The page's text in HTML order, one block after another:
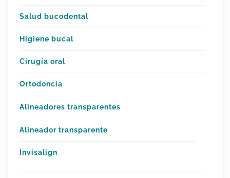
Salud bucodental
Higiene bucal
Cirugía oral
Ortodoncia
Alineadores transparentes
Alineador transparente
Invisalign